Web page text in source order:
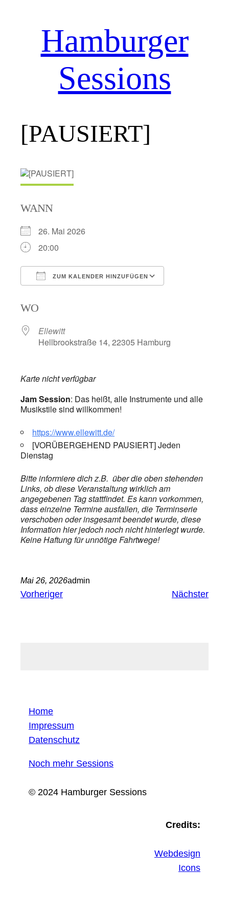
Hamburger
Sessions
[PAUSIERT]
WANN
26. Mai 2026
20:00
ZUM KALENDER HINZUFÜGEN
WO
Ellewitt
Hellbrookstraße 14, 22305 Hamburg
Karte nicht verfügbar
Jam Session: Das heißt, alle Instrumente und alle
Musikstile sind willkommen!
https://www.ellewitt.de/
[VORÜBERGEHEND PAUSIERT] Jeden
Dienstag
Bitte informiere dich z.B. über die oben stehenden
Links, ob diese Veranstaltung wirklich am
angegebenen Tag stattfindet. Es kann vorkommen,
dass einzelne Termine ausfallen, die Terminserie
verschoben oder insgesamt beendet wurde, diese
Information hier jedoch noch nicht hinterlegt wurde.
Keine Haftung für unnötige Fahrtwege!
Mai 26, 2026admin
Vorheriger Nächster
Home
Impressum
Datenschutz
Noch mehr Sessions
© 2024 Hamburger Sessions
Credits:
Webdesign
Icons